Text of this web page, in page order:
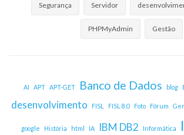
Segurança Servidor
PHPMyAdmin Gestão
AI APT APT-GET Banco de Dados blog
desenvolvimento FISL FISL 8.0 Foto Fórum
google História html IA IBM DB2 Informática